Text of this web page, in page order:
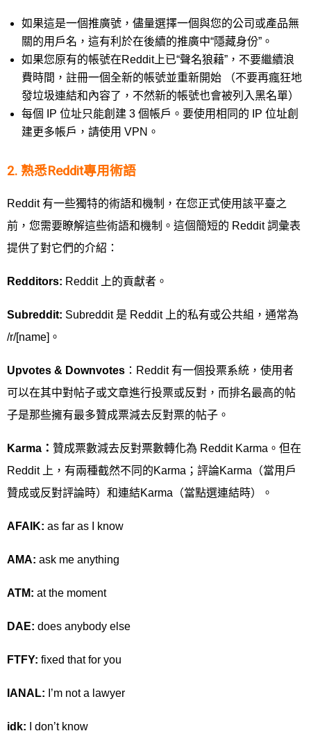
如果這是一個推廣號，儘量選擇一個與您的公司或產品無
關的用戶名，這有利於在後續的推廣中“隱藏身份”。
如果您原有的帳號在Reddit上已“聲名狼藉”，不要繼續浪
費時間，註冊一個全新的帳號並重新開始 （不要再瘋狂地
發垃圾連結和內容了，不然新的帳號也會被列入黑名單）
每個 IP 位址只能創建 3 個帳戶。要使用相同的 IP 位址創
建更多帳戶，請使用 VPN。
2. 熟悉Reddit專用術語
Reddit 有一些獨特的術語和機制，在您正式使用該平臺之
前，您需要瞭解這些術語和機制。這個簡短的 Reddit 詞彙表
提供了對它們的介紹：
Redditors: Reddit 上的貢獻者。
Subreddit: Subreddit 是 Reddit 上的私有或公共組，通常為
/r/[name]。
Upvotes & Downvotes ：Reddit 有一個投票系統，使用者
可以在其中對帖子或文章進行投票或反對，而排名最高的帖
子是那些擁有最多贊成票減去反對票的帖子。
Karma ： 贊成票數減去反對票數轉化為 Reddit Karma。但在
Reddit 上，有兩種截然不同的Karma；評論Karma（當用戶
贊成或反對評論時）和連結Karma（當點選連結時）。
AFAIK: as far as I know
AMA: ask me anything
ATM: at the moment
DAE: does anybody else
FTFY: fixed that for you
IANAL: I’m not a lawyer
idk: I don’t know